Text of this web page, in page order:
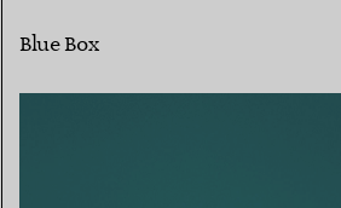
Blue Box